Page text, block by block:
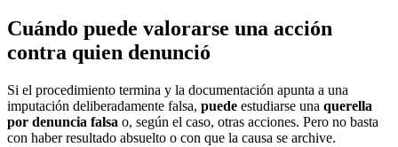
Cuándo puede valorarse una acción
contra quien denunció
Si el procedimiento termina y la documentación apunta a una
imputación deliberadamente falsa, puede estudiarse una querella
por denuncia falsa o, según el caso, otras acciones. Pero no basta
con haber resultado absuelto o con que la causa se archive.